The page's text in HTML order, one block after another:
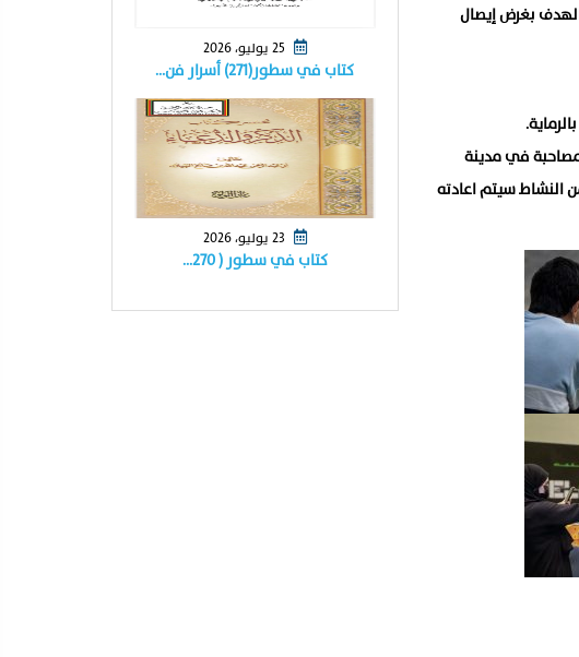
بغرض إيصال
في مدينة
النشاط سيتم اعادته
كتاب في سطور(٢٧١) أسرار فن…
كتاب في سطور ( ٢٧٠…